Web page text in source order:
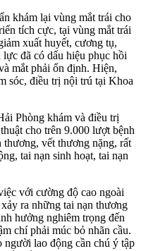
khám lại vùng mắt trái cho
tích cực, tại vùng mắt trái
xuất huyết, cương tụ,
đã có dấu hiệu phục hồi
mắt phải ổn định. Hiện,
sóc, điều trị nội trú tại Khoa
Phòng khám và điều trị
cho trên 9.000 lượt bệnh
thương, vết thương nặng, rất
tai nạn sinh hoạt, tai nạn
với cường độ cao ngoài
ra những tai nạn thương
hưởng nghiêm trọng đến
chí phải múc bỏ nhãn cầu.
lao động cần chú ý tập